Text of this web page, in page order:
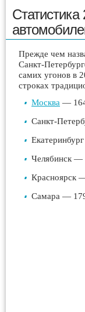
Прежде чем
Санкт-
самих угонов в
строках
Москва —
Санкт-
Челябинск —
Красноярск
Самара —